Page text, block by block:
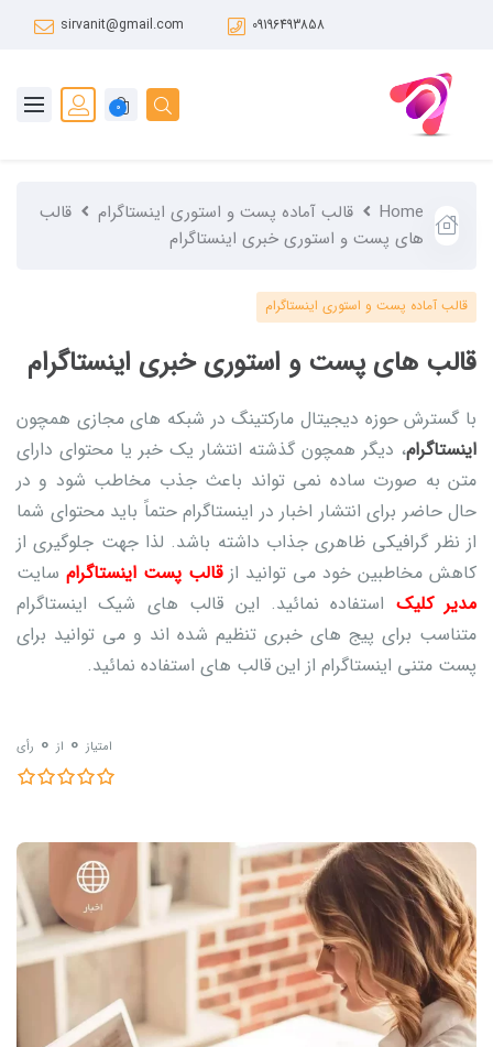
09196493858
sirvanit@gmail.com
0
Home قالب آماده پست و استوری اینستاگرام
قالب
های پست و استوری خبری اینستاگرام
قالب آماده پست و استوری اینستاگرام
قالب های پست و استوری خبری اینستاگرام
با گسترش حوزه دیجیتال مارکتینگ در شبکه های مجازی همچون
اینستاگرام، دیگر همچون گذشته انتشار یک خبر یا محتوای دارای
متن به صورت ساده نمی تواند باعث جذب مخاطب شود و در
حال حاضر برای انتشار اخبار در اینستاگرام حتماً باید محتوای شما
از نظر گرافیکی ظاهری جذاب داشته باشد. لذا جهت جلوگیری از
کاهش مخاطبین خود می توانید ازقالب پست اینستاگرام سایت
مدیر کلیک استفاده نمائید. این قالب های شیک اینستاگرام
متناسب برای پیج های خبری تنظیم شده اند و می توانید برای
پست متنی اینستاگرام از این قالب های استفاده نمائید.
امتیاز 0 از 0 رأی